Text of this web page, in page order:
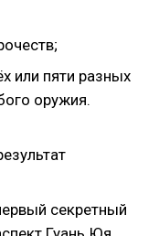
или пяти разных
оружия.
секретный